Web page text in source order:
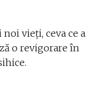
vieți, ceva ce a
o revigorare în